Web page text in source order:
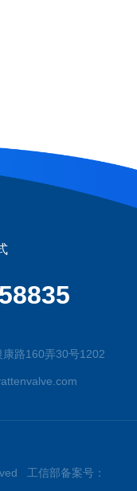
康路160弄30号1202
工信部备案号：